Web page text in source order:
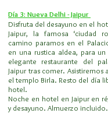
Día 3: Nueva Delhi - Jaipur
Disfruta del desayuno en el
Jaipur, la famosa ‘ciudad
camino paramos en el
en una rustica aldea, para
elegante restaurante del
Jaipur tras comer. Asistiremos
el templo Birla. Resto del día
hotel.
Noche en hotel en Jaipur en
y desayuno. Almuerzo incluido.